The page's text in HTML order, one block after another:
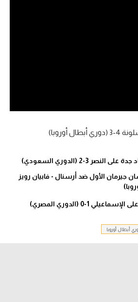
أوروبا)
3-2 (الدوري السعودي)
الأول ضد أرسنال - فابيان رويز
1-0 (الدوري المصري)
أبطال أوروبا